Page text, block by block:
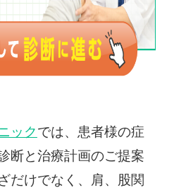
ックでは、患者様の症
断と治療計画のご提案
だけでなく、肩、股関